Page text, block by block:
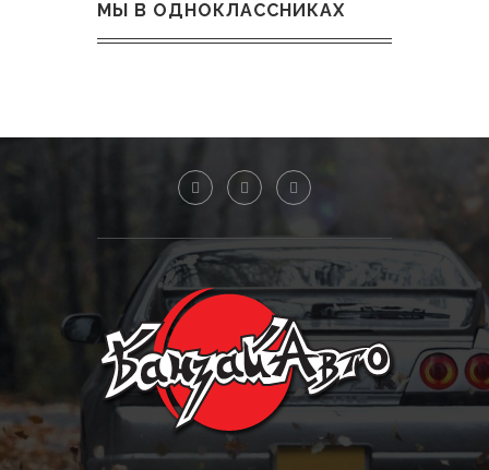
МЫ В ОДНОКЛАССНИКАХ